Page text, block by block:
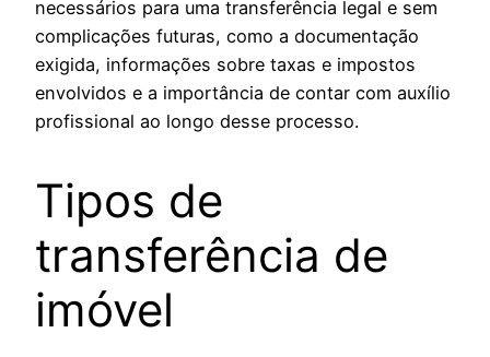
necessários para uma transferência legal e sem
complicações futuras, como a documentação
exigida, informações sobre taxas e impostos
envolvidos e a importância de contar com auxílio
profissional ao longo desse processo.
Tipos de
transferência de
imóvel